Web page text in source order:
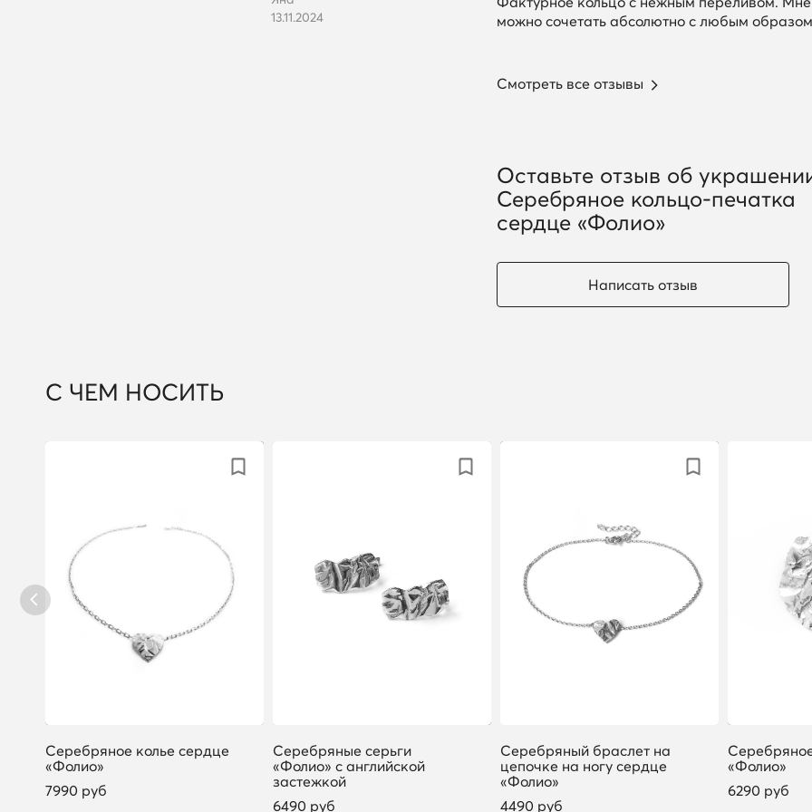
13.11.2024
можно сочетать абсолютно с любым
Смотреть все отзывы
Оставьте отзыв об
Серебряное кольцо-печатка
сердце «Фолио»
Написать отзыв
С ЧЕМ НОСИТЬ
Серебряное колье сердце
«Фолио»
7990 руб
Серебряные серьги
«Фолио» с английской
застежкой
6490 руб
Серебряный браслет на
цепочке на ногу сердце
«Фолио»
4490 руб
«Фолио»
6290 руб